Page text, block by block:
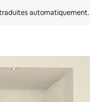
automatiquement.